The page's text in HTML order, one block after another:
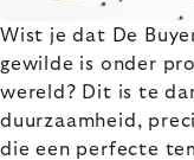
Wist je dat De
gewilde is onder
wereld? Dit is te
duurzaamheid,
die een perfecte